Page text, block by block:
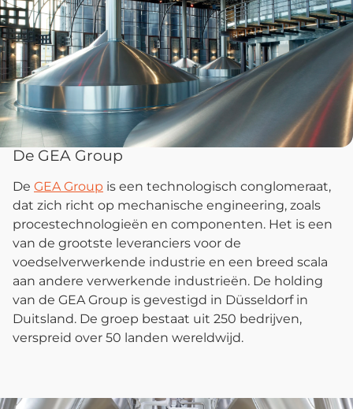
De GEA Group
De GEA Group is een technologisch conglomeraat,
dat zich richt op mechanische engineering, zoals
procestechnologieën en componenten. Het is een
van de grootste leveranciers voor de
voedselverwerkende industrie en een breed scala
aan andere verwerkende industrieën. De holding
van de GEA Group is gevestigd in Düsseldorf in
Duitsland. De groep bestaat uit 250 bedrijven,
verspreid over 50 landen wereldwijd.